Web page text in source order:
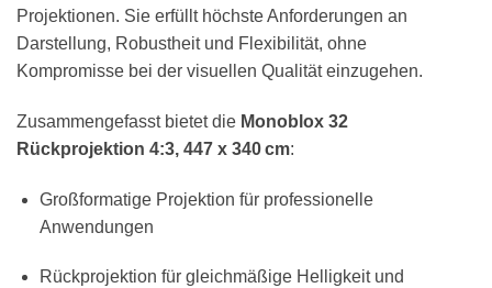
Projektionen. Sie erfüllt höchste Anforderungen an
Darstellung, Robustheit und Flexibilität, ohne
Kompromisse bei der visuellen Qualität einzugehen.
Zusammengefasst bietet die Monoblox 32
Rückprojektion 4:3, 447 x 340 cm:
Großformatige Projektion für professionelle
Anwendungen
Rückprojektion für gleichmäßige Helligkeit und